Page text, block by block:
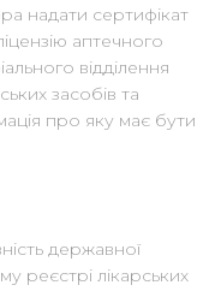
надати сертифікат
аптечного
відділення
засобів та
про яку має бути
державної
реєстрі лікарських